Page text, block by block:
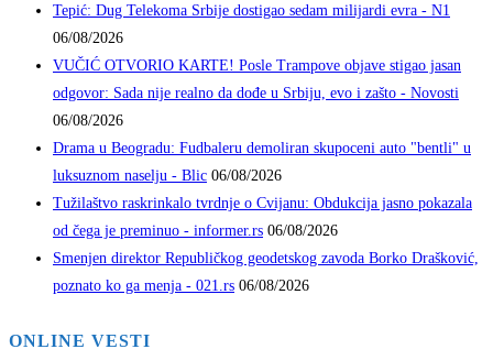
Tepić: Dug Telekoma Srbije dostigao sedam milijardi evra - N1
06/08/2026
VUČIĆ OTVORIO KARTE! Posle Trampove objave stigao jasan
odgovor: Sada nije realno da dođe u Srbiju, evo i zašto - Novosti
06/08/2026
Drama u Beogradu: Fudbaleru demoliran skupoceni auto "bentli" u
luksuznom naselju - Blic 06/08/2026
Tužilaštvo raskrinkalo tvrdnje o Cvijanu: Obdukcija jasno pokazala
od čega je preminuo - informer.rs 06/08/2026
Smenjen direktor Republičkog geodetskog zavoda Borko Drašković,
poznato ko ga menja - 021.rs 06/08/2026
ONLINE VESTI